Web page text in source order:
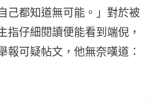
己都知道無可能。」對於被
指仔細閱讀便能看到端倪，
報可疑帖文，他無奈嘆道：